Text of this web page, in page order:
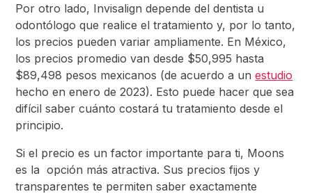
Por otro lado, Invisalign depende del dentista u
odontólogo que realice el tratamiento y, por lo tanto,
los precios pueden variar ampliamente. En México,
los precios promedio van desde $50,995 hasta
$89,498 pesos mexicanos (de acuerdo a unestudio
hecho en enero de 2023). Esto puede hacer que sea
difícil saber cuánto costará tu tratamiento desde el
principio.
Si el precio es un factor importante para ti, Moons
es la opción más atractiva. Sus precios fijos y
transparentes te permiten saber exactamente